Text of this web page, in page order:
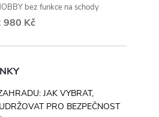
bez funkce na schody
980 Kč
JAK VYBRAT,
PRO BEZPEČNOST